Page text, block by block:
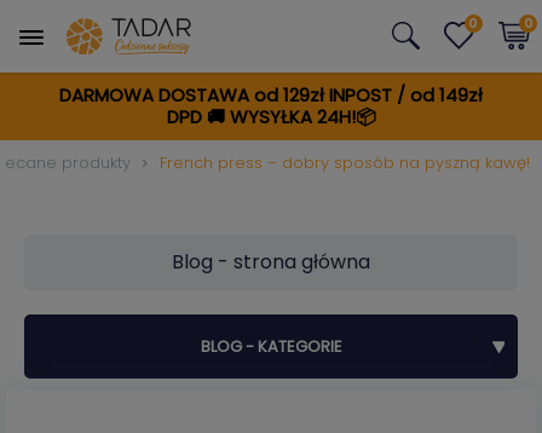
DARMOWA DOSTAWA od 129zł INPOST / od 149zł
DPD🚚WYSYŁKA 24H!📦
0 0
produkty French press – dobry sposób na pyszną kawę!
BLOG - KATEGORIE
Blog - strona główna